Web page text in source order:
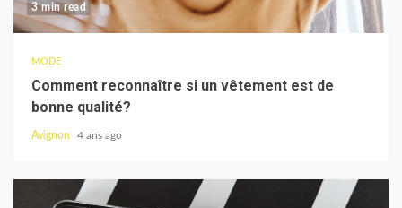
3 min read
MODE
Comment reconnaître si un vêtement est de
bonne qualité?
Avignon 4 ans ago